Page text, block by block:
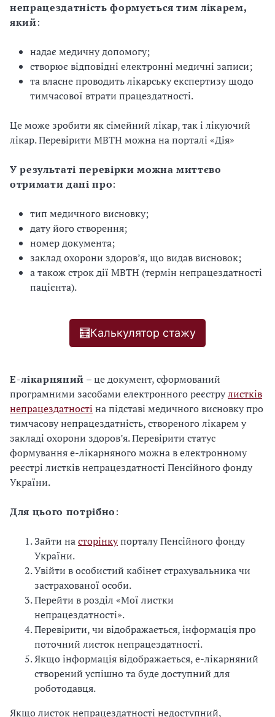
непрацездатність формується тим лікарем,
який:
надає медичну допомогу;
створює відповідні електронні медичні записи;
та власне проводить лікарську експертизу щодо
тимчасової втрати працездатності.
Це може зробити як сімейний лікар, так і лікуючий
лікар. Перевірити МВТН можна на порталі «Дія»
У результаті перевірки можна миттєво
отримати дані про:
тип медичного висновку;
дату його створення;
номер документа;
заклад охорони здоров’я, що видав висновок;
а також строк дії МВТН (термін непрацездатності
пацієнта).
🧮Калькулятор стажу
Е-лікарняний – це документ, сформований
програмними засобами електронного реєструлистків
непрацездатності на підставі медичного висновку про
тимчасову непрацездатність, створеного лікарем у
закладі охорони здоров’я. Перевірити статус
формування е-лікарняного можна в електронному
реєстрі листків непрацездатності Пенсійного фонду
України.
Для цього потрібно:
Зайти насторінкупорталу Пенсійного фонду
України.
Увійти в особистий кабінет страхувальника чи
застрахованої особи.
Перейти в розділ «Мої листки
непрацездатності».
Перевірити, чи відображається, інформація про
поточний листок непрацездатності.
Якщо інформація відображається, е-лікарняний
створений успішно та буде доступний для
роботодавця.
Якщо листок непрацездатності недоступний,